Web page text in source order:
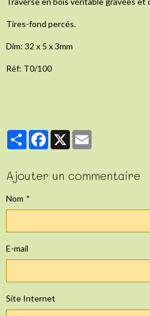
Tires-fond percés.
Dim: 32 x 5 x 3mm
Réf: T0/100
PartagerFacebook
X
Ajouter un commentaire
Nom
E-mail
Site Internet